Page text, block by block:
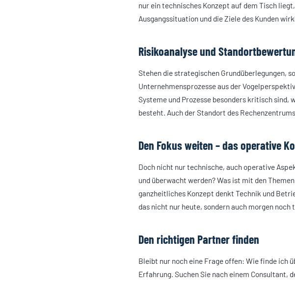
nur ein technisches Konzept auf dem Tisch
Ausgangssituation und die Ziele des Kunden
Risikoanalyse und
Stehen die strategischen Grundüberlegungen,
Unternehmensprozesse aus der
Systeme und Prozesse besonders kritisch sind,
besteht. Auch der Standort des
Den Fokus weiten – das operative
Doch nicht nur technische, auch operative
und überwacht werden? Was ist mit den
ganzheitliches Konzept denkt Technik und
das nicht nur heute, sondern auch morgen noch
Den richtigen Partner finden
Bleibt nur noch eine Frage offen: Wie finde ich
Erfahrung. Suchen Sie nach einem Consultant,